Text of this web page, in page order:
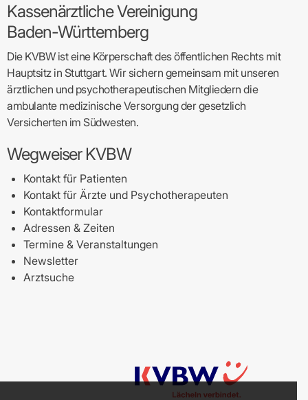
Kassenärztliche Vereinigung
Baden-Württemberg
Die KVBW ist eine Körperschaft des öffentlichen Rechts mit
Hauptsitz in Stuttgart. Wir sichern gemeinsam mit unseren
ärztlichen und psychotherapeutischen Mitgliedern die
ambulante medizinische Versorgung der gesetzlich
Versicherten im Südwesten.
Wegweiser KVBW
Kontakt für Patienten
Kontakt für Ärzte und Psychotherapeuten
Kontaktformular
Adressen & Zeiten
Termine & Veranstaltungen
Newsletter
Arztsuche